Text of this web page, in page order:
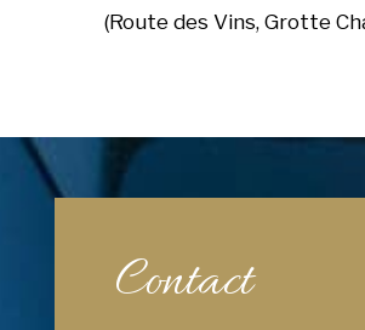
(Route des Vins, Grotte
Contact